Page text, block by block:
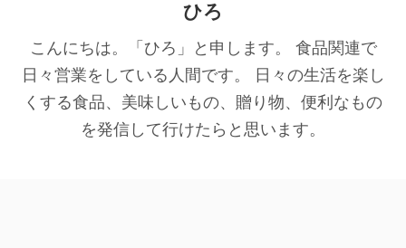
ひろ
こんにちは。「ひろ」と申します。 食品関連で
日々営業をしている人間です。 日々の生活を楽し
くする食品、美味しいもの、贈り物、便利なもの
を発信して行けたらと思います。